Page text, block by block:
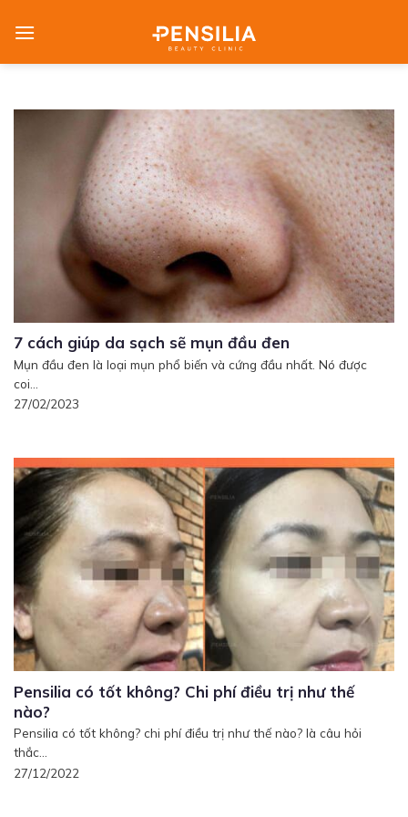
7 cách giúp da sạch sẽ mụn đầu đen
Mụn đầu đen là loại mụn phổ biến và cứng đầu nhất. Nó được
coi...
27/02/2023
Pensilia có tốt không? Chi phí điều trị như thế
nào?
Pensilia có tốt không? chi phí điều trị như thế nào? là câu hỏi
thắc...
27/12/2022